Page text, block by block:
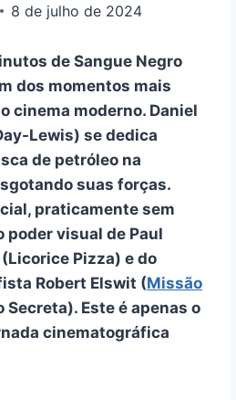
8 de julho de 2024
de Sangue Negro
dos momentos mais
cinema moderno. Daniel
Lewis) se dedica
de petróleo na
suas forças.
praticamente sem
poder visual de Paul
Pizza) e do
Robert Elswit (Missão
Secreta). Este é apenas o
cinematográfica